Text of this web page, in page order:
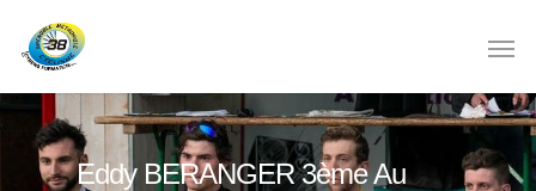
Eddy BERANGER 3ème Au